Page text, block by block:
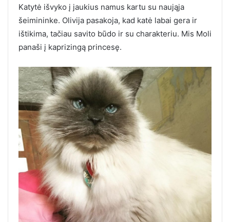
Katytė išvyko į jaukius namus kartu su naująja
šeimininke. Olivija pasakoja, kad katė labai gera ir
ištikima, tačiau savito būdo ir su charakteriu. Mis Moli
panaši į kaprizingą princesę.